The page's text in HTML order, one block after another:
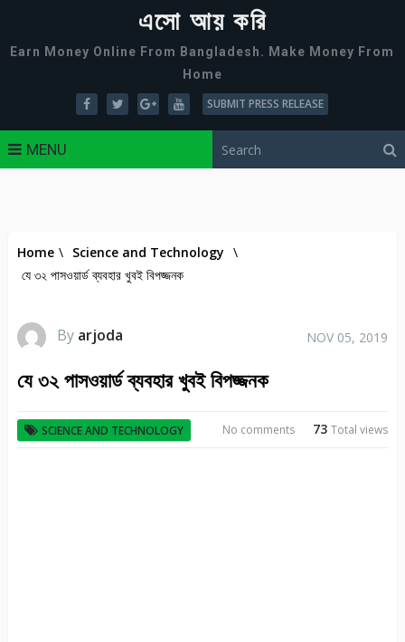
এসো আয় করি
Earn Money Online From Bangladesh. Make Money From
Home
SUBMIT PRESS RELEASE
MENU
Home \ Science and Technology \
যে ৩২ পাসওয়ার্ড ব্যবহার খুবই বিপজ্জনক
By arjoda NOV 05, 2019
যে ৩২ পাসওয়ার্ড ব্যবহার খুবই বিপজ্জনক
SCIENCE AND TECHNOLOGY 73Total views
No comments